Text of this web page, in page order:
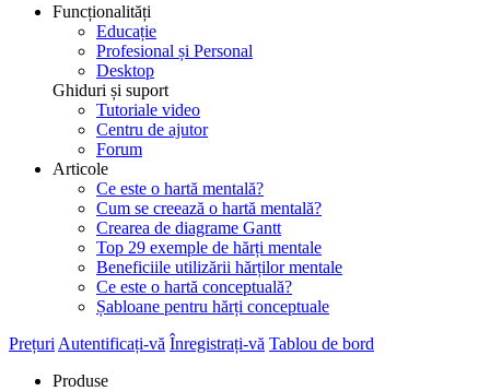
Funcționalități
Educație
Profesional și Personal
Desktop
Ghiduri și suport
Tutoriale video
Centru de ajutor
Forum
Articole
Ce este o hartă mentală?
Cum se creează o hartă mentală?
Crearea de diagrame Gantt
Top 29 exemple de hărți mentale
Beneficiile utilizării hărților mentale
Ce este o hartă conceptuală?
Șabloane pentru hărți conceptuale
Prețuri Autentificați-vă Înregistrați-vă Tablou de bord
Produse